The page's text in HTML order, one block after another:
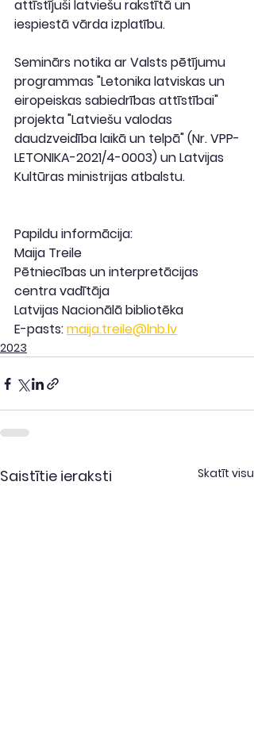
attīstījuši latviešu rakstītā un
iespiestā vārda izplatību.
Seminārs notika ar Valsts pētījumu
programmas "Letonika latviskas un
eiropeiskas sabiedrības attīstībai"
projekta "Latviešu valodas
daudzveidība laikā un telpā" (Nr. VPP-
LETONIKA-2021/4-0003) un Latvijas
Kultūras ministrijas atbalstu.
Papildu informācija:
Maija Treile
Pētniecības un interpretācijas
centra vadītāja
Latvijas Nacionālā bibliotēka
E-pasts: maija.treile@lnb.lv
2023
Saistītie ieraksti Skatīt visu